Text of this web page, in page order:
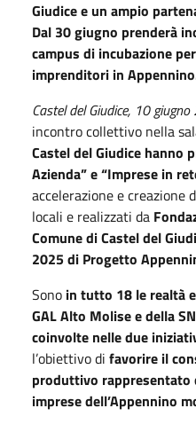
Giudice e un ampio
Dal 30 giugno prenderà
campus di incubazione
imprenditori in
Castel del Giudice, 10
incontro collettivo nella
Castel del Giudice hanno
Azienda” e “Imprese in
accelerazione e creazione
locali e realizzati da
Comune di Castel del
2025 di Progetto
Sono in tutto 18 le realtà
GAL Alto Molise e della
coinvolte nelle due
l’obiettivo di favorire il
produttivo rappresentato
imprese dell’Appennino